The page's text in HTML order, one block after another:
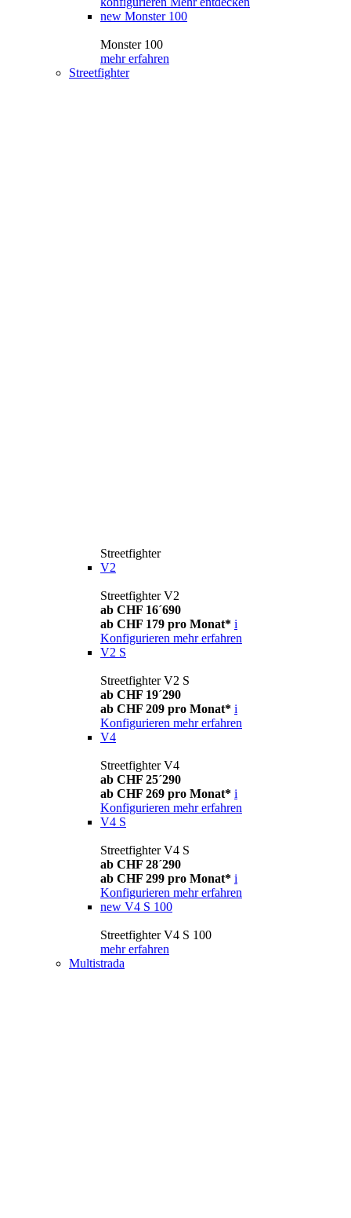
new Monster 100
Monster 100
mehr erfahren
Streetfighter
Streetfighter
V2
Streetfighter V2
ab CHF 16´690
ab CHF 179 pro Monat* i
Konfigurieren mehr erfahren
V2 S
Streetfighter V2 S
ab CHF 19´290
ab CHF 209 pro Monat* i
Konfigurieren mehr erfahren
V4
Streetfighter V4
ab CHF 25´290
ab CHF 269 pro Monat* i
Konfigurieren mehr erfahren
V4 S
Streetfighter V4 S
ab CHF 28´290
ab CHF 299 pro Monat* i
Konfigurieren mehr erfahren
new V4 S 100
Streetfighter V4 S 100
mehr erfahren
Multistrada